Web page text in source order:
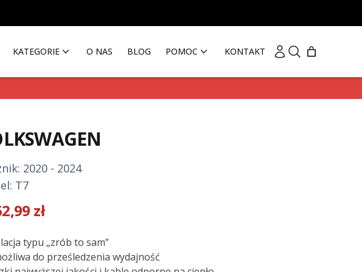
KATEGORIE O NAS BLOG POMOC KONTAKT Moje konto
Szukaj
2020 - 2024
T7
zł
typu „zrób to sam”
do prześledzenia wydajność